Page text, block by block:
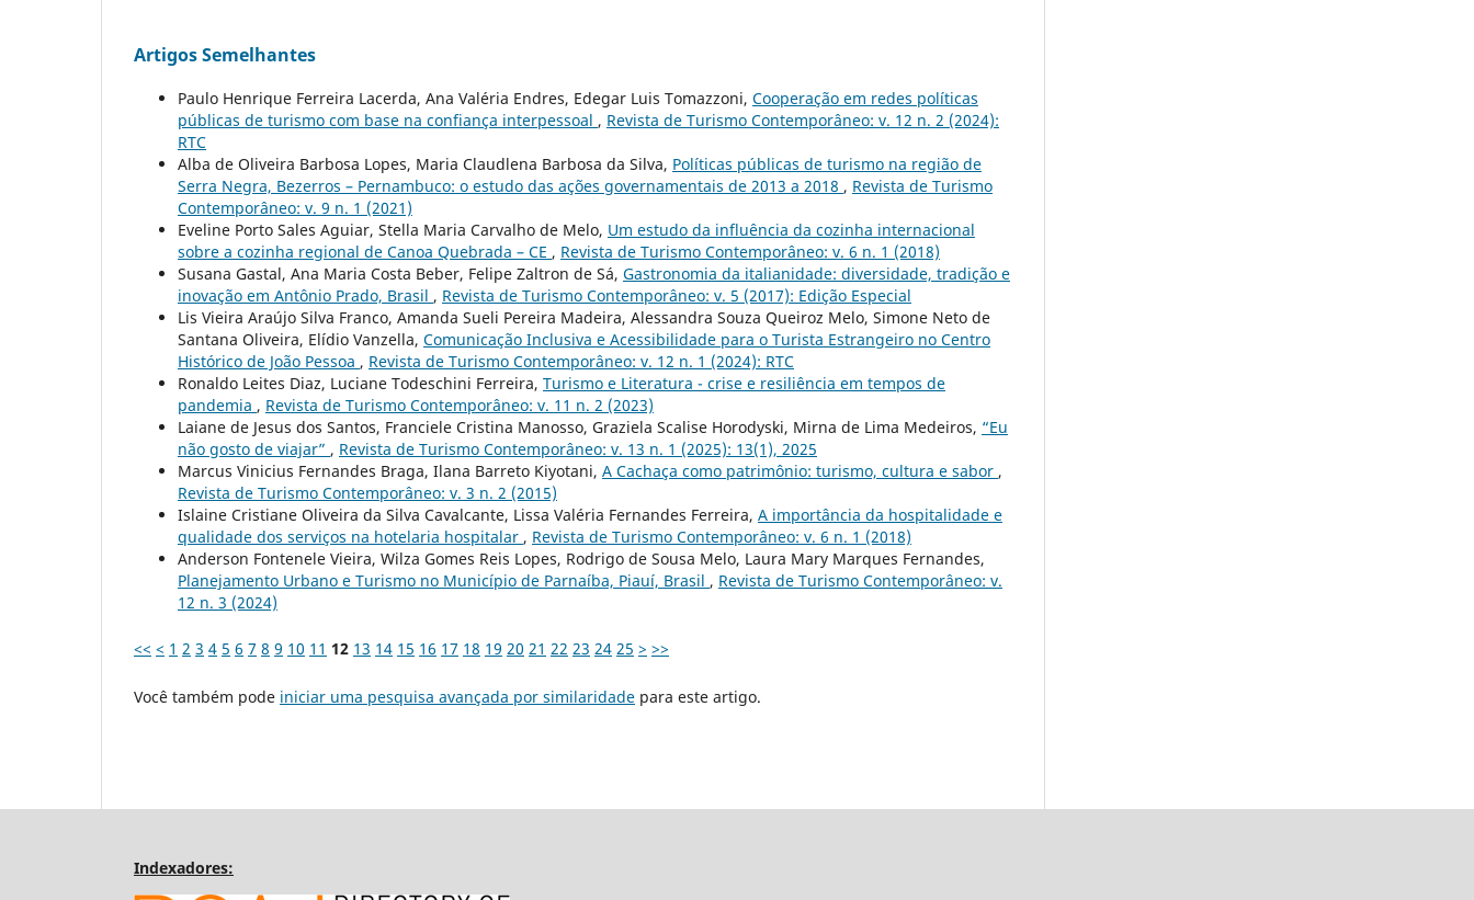
Artigos Semelhantes
Paulo Henrique Ferreira Lacerda, Ana Valéria Endres, Edegar Luis Tomazzoni, Cooperação em redes políticas
públicas de turismo com base na confiança interpessoal , Revista de Turismo Contemporâneo: v. 12 n. 2 (2024):
RTC
Alba de Oliveira Barbosa Lopes, Maria Claudlena Barbosa da Silva, Políticas públicas de turismo na região de
Serra Negra, Bezerros – Pernambuco: o estudo das ações governamentais de 2013 a 2018 , Revista de Turismo
Contemporâneo: v. 9 n. 1 (2021)
Eveline Porto Sales Aguiar, Stella Maria Carvalho de Melo, Um estudo da influência da cozinha internacional
sobre a cozinha regional de Canoa Quebrada – CE , Revista de Turismo Contemporâneo: v. 6 n. 1 (2018)
Susana Gastal, Ana Maria Costa Beber, Felipe Zaltron de Sá, Gastronomia da italianidade: diversidade, tradição e
inovação em Antônio Prado, Brasil , Revista de Turismo Contemporâneo: v. 5 (2017): Edição Especial
Lis Vieira Araújo Silva Franco, Amanda Sueli Pereira Madeira, Alessandra Souza Queiroz Melo, Simone Neto de
Santana Oliveira, Elídio Vanzella, Comunicação Inclusiva e Acessibilidade para o Turista Estrangeiro no Centro
Histórico de João Pessoa , Revista de Turismo Contemporâneo: v. 12 n. 1 (2024): RTC
Ronaldo Leites Diaz, Luciane Todeschini Ferreira, Turismo e Literatura - crise e resiliência em tempos de
pandemia , Revista de Turismo Contemporâneo: v. 11 n. 2 (2023)
Laiane de Jesus dos Santos, Franciele Cristina Manosso, Graziela Scalise Horodyski, Mirna de Lima Medeiros, “Eu
não gosto de viajar” , Revista de Turismo Contemporâneo: v. 13 n. 1 (2025): 13(1), 2025
Marcus Vinicius Fernandes Braga, Ilana Barreto Kiyotani, A Cachaça como patrimônio: turismo, cultura e sabor ,
Revista de Turismo Contemporâneo: v. 3 n. 2 (2015)
Islaine Cristiane Oliveira da Silva Cavalcante, Lissa Valéria Fernandes Ferreira, A importância da hospitalidade e
qualidade dos serviços na hotelaria hospitalar , Revista de Turismo Contemporâneo: v. 6 n. 1 (2018)
Anderson Fontenele Vieira, Wilza Gomes Reis Lopes, Rodrigo de Sousa Melo, Laura Mary Marques Fernandes,
Planejamento Urbano e Turismo no Município de Parnaíba, Piauí, Brasil , Revista de Turismo Contemporâneo: v.
12 n. 3 (2024)
<< < 1 2 3 4 5 6 7 8 9 10 11 12 13 14 15 16 17 18 19 20 21 22 23 24 25 > >>
Você também pode iniciar uma pesquisa avançada por similaridade para este artigo.
Indexadores: